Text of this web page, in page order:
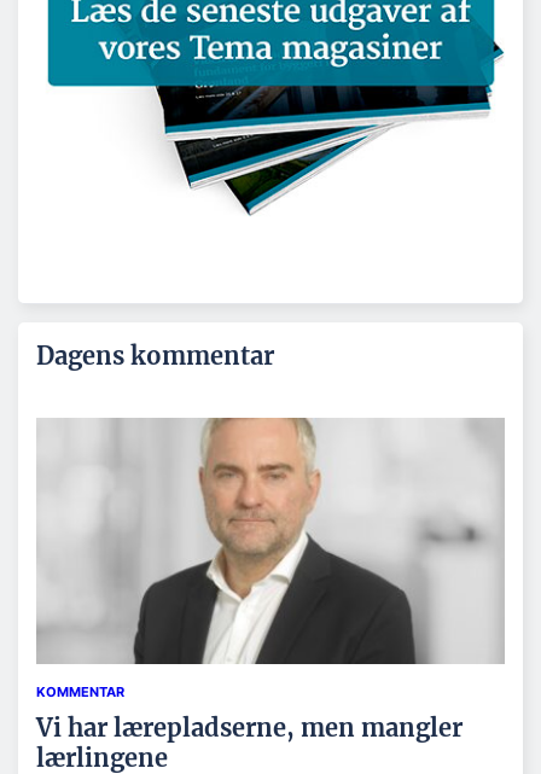
Dagens kommentar
KOMMENTAR
Vi har lærepladserne, men mangler
lærlingene